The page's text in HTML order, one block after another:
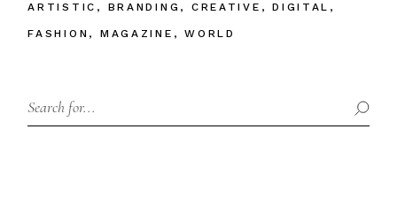
ARTISTIC BRANDING CREATIVE DIGITAL
FASHION MAGAZINE WORLD